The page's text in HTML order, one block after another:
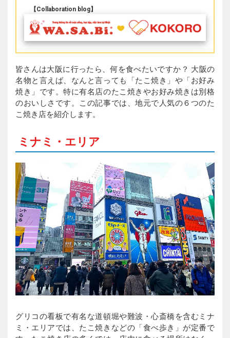
【Collaboration blog】
皆さんは大阪に行ったら、何を食べたいですか？ 大阪の
名物と言えば、なんと言っても「たこ焼き」や「お好み
焼き」です。特に有名店のたこ焼きやお好み焼きは別格
のおいしさです。この記事では、地元で人気の６つのた
こ焼き店を紹介します。
ミナミ・エリア
グリコの看板で有名な道頓堀や難波・心斎橋を含むミナ
ミ・エリアでは、たこ焼きなどの「食べ歩き」が定番で